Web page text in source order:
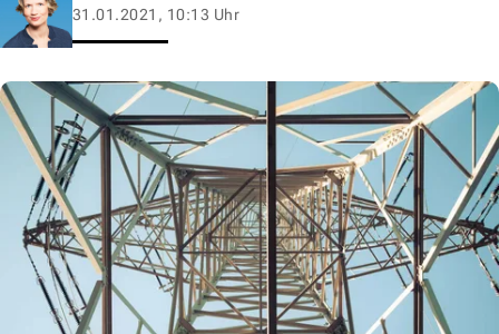
31.01.2021, 10:13 Uhr